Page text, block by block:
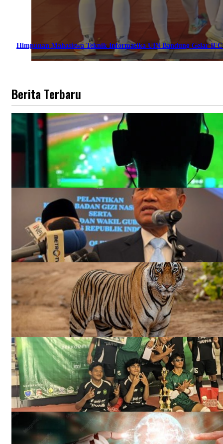
Himpunan Mahasiswa Teknik Informatika UIN Bandung Gelar
Berita Terbaru